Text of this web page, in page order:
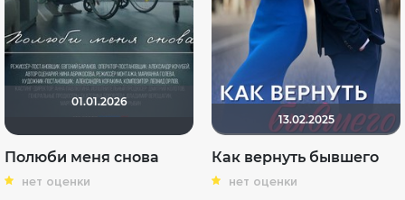
01.01.2026
Полюби меня снова
нет оценки
13.02.2025
Как вернуть бывшего
нет оценки